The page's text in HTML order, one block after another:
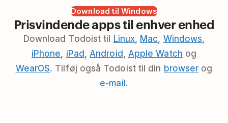
Download til Windows
Prisvindende apps til enhver enhed
Download Todoist til Linux, Mac Windows
iPhone
iPad Android Apple Watch og
WearOS. Tilføj også Todoist til din browser og
e-mail.